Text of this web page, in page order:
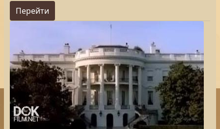
Перейти